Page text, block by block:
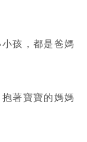
孩，都是爸媽
著寶寶的媽媽